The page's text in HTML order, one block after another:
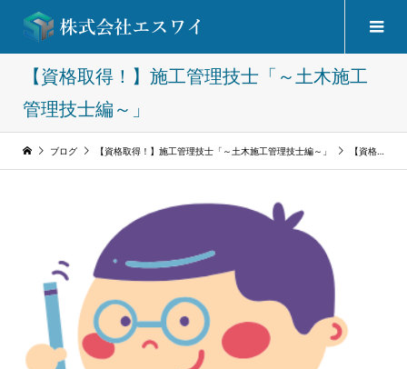
【資格取得！】施工管理技士「～土木施工
管理技士編～」
ブログ 【資格取得！】施工管理技士「～土木施工管理技士編～」 【資格取得！】施工管理技士「～１級土木施工管理技士編～」